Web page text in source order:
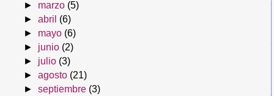
► marzo (5)
►abril (6)
► mayo (6)
► junio (2)
► julio (3)
►agosto (21)
►septiembre (3)